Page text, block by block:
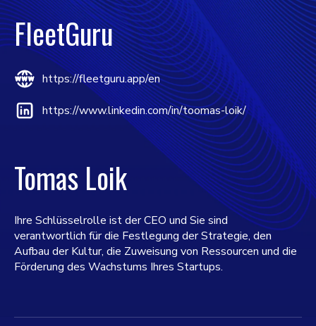
FleetGuru
https://fleetguru.app/en
https://www.linkedin.com/in/toomas-loik/
Tomas Loik
Ihre Schlüsselrolle ist der CEO und Sie sind
verantwortlich für die Festlegung der Strategie, den
Aufbau der Kultur, die Zuweisung von Ressourcen und die
Förderung des Wachstums Ihres Startups.